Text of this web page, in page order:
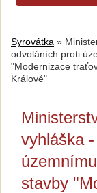
Syrovátka »
odvoláních proti
"Modernizace
Králové"
vyhláška
stavby